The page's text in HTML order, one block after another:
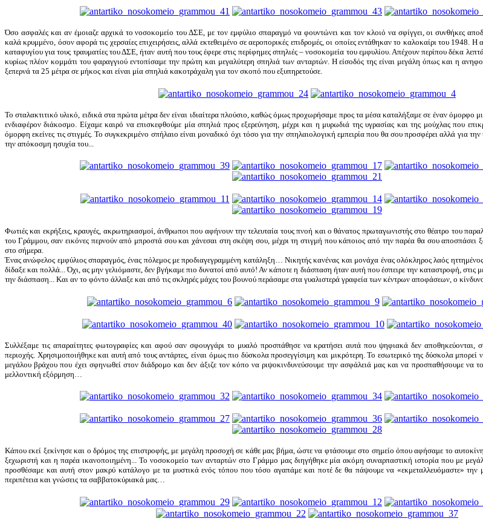
Όσο ασφαλές και αν έμοιαζε αρχικά το νοσοκομείο του ΔΣΕ, με τον εμφύλιο σπαραγμό να φουντώνει και τον κλοιό να σφίγγει, οι συνθήκες
καλά κρυμμένο, όσον αφορά τις χερσαίες επιχειρήσεις, αλλά εκτεθειμένο σε αεροπορικές επιδρομές, οι οποίες εντάθηκαν το καλοκαίρι του 1948.
καταφυγίου για τους τραυματίες του ΔΣΕ, ήταν αυτή που τους έφερε στις περίφημες σπηλιές – νοσοκομεία του εμφυλίου. Απέχουν περίπου δέκα
κυρίως πλέον κομμάτι του φαραγγιού εντοπίσαμε την πρώτη και μεγαλύτερη σπηλιά των ανταρτών. Η είσοδός της είναι μεγάλη όπως και η
ξεπερνά τα 25 μέτρα σε μήκος και είναι μία σπηλιά κακοτράχαλη για τον σκοπό που εξυπηρετούσε.
Το σταλακτιτικό υλικό, ειδικά στα πρώτα μέτρα δεν είναι ιδιαίτερα πλούσιο, καθώς όμως προχωρήσαμε προς τα μέσα καταλήξαμε σε έναν όμορφο
ενδιαφέρον διάκοσμο. Είχαμε καιρό να επισκεφθούμε μία σπηλιά προς εξερεύνηση, μέχρι και η μυρωδιά της υγρασίας και της μούχλας που
όμορφη εκείνες τις στιγμές. Το συγκεκριμένο σπήλαιο είναι μοναδικό όχι τόσο για την σπηλαιολογική εμπειρία που θα σου προσφέρει αλλά για
την απόκοσμη ησυχία του...
Φωτιές και εκρήξεις, κραυγές, ακρωτηριασμοί, άνθρωποι που αφήνουν την τελευταία τους πνοή και ο θάνατος πρωταγωνιστής στο θέατρο του
του Γράμμου, σαν εικόνες περνούν από μπροστά σου και χάνεσαι στη σκέψη σου, μέχρι τη στιγμή που κάποιος από την παρέα θα σου αποσπάσει
στο σήμερα.
Ένας ανώφελος εμφύλιος σπαραγμός, ένας πόλεμος με προδιαγεγραμμένη κατάληξη… Νικητής κανένας και μονάχα ένας ολόκληρος λαός
δίδαξε και πολλά... Όχι, ας μην γελιόμαστε, δεν βγήκαμε πιο δυνατοί από αυτό! Αν κάποτε η διάσπαση ήταν αυτή που έσπειρε την καταστροφή, στις
την διάσπαση... Και αν το φόντο άλλαξε και από τις σκληρές μάχες του βουνού περάσαμε στα γυαλιστερά γραφεία των κέντρων αποφάσεων, ο
Συλλέξαμε τις απαραίτητες φωτογραφίες και αφού σαν σφουγγάρι το μυαλό προσπάθησε να κρατήσει αυτά που ψηφιακά δεν αποθηκεύονται,
περιοχής. Χρησιμοποιήθηκε και αυτή από τους αντάρτες, είναι όμως πιο δύσκολα προσεγγίσιμη και μικρότερη. Το εσωτερικό της δύσκολα μπορεί να
μεγάλου βράχου που έχει σφηνωθεί στον διάδρομο και δεν άξιζε τον κόπο να ριψοκινδυνεύσουμε την ασφάλειά μας και να προσπαθήσουμε να
μελλοντική εξόρμηση…
Κάπου εκεί ξεκίνησε και ο δρόμος της επιστροφής, με μεγάλη προσοχή σε κάθε μας βήμα, ώστε να φτάσουμε στο σημείο όπου αφήσαμε το
ξεχωριστή και η παρέα ικανοποιημένη... Το νοσοκομείο των ανταρτών στο Γράμμο μας διηγήθηκε μία ακόμη συναρπαστική ιστορία που με
προσθέσαμε και αυτή στον μακρύ κατάλογο με τα μυστικά ενός τόπου που τόσο αγαπάμε και ποτέ δε θα πάψουμε να «εκμεταλλευόμαστε» την
περιπέτεια και γνώσεις τα σαββατοκύριακά μας…